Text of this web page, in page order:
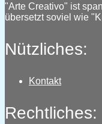
"Arte Creativo" ist
übersetzt soviel wie
Nützliches:
Kontakt
Rechtliches: